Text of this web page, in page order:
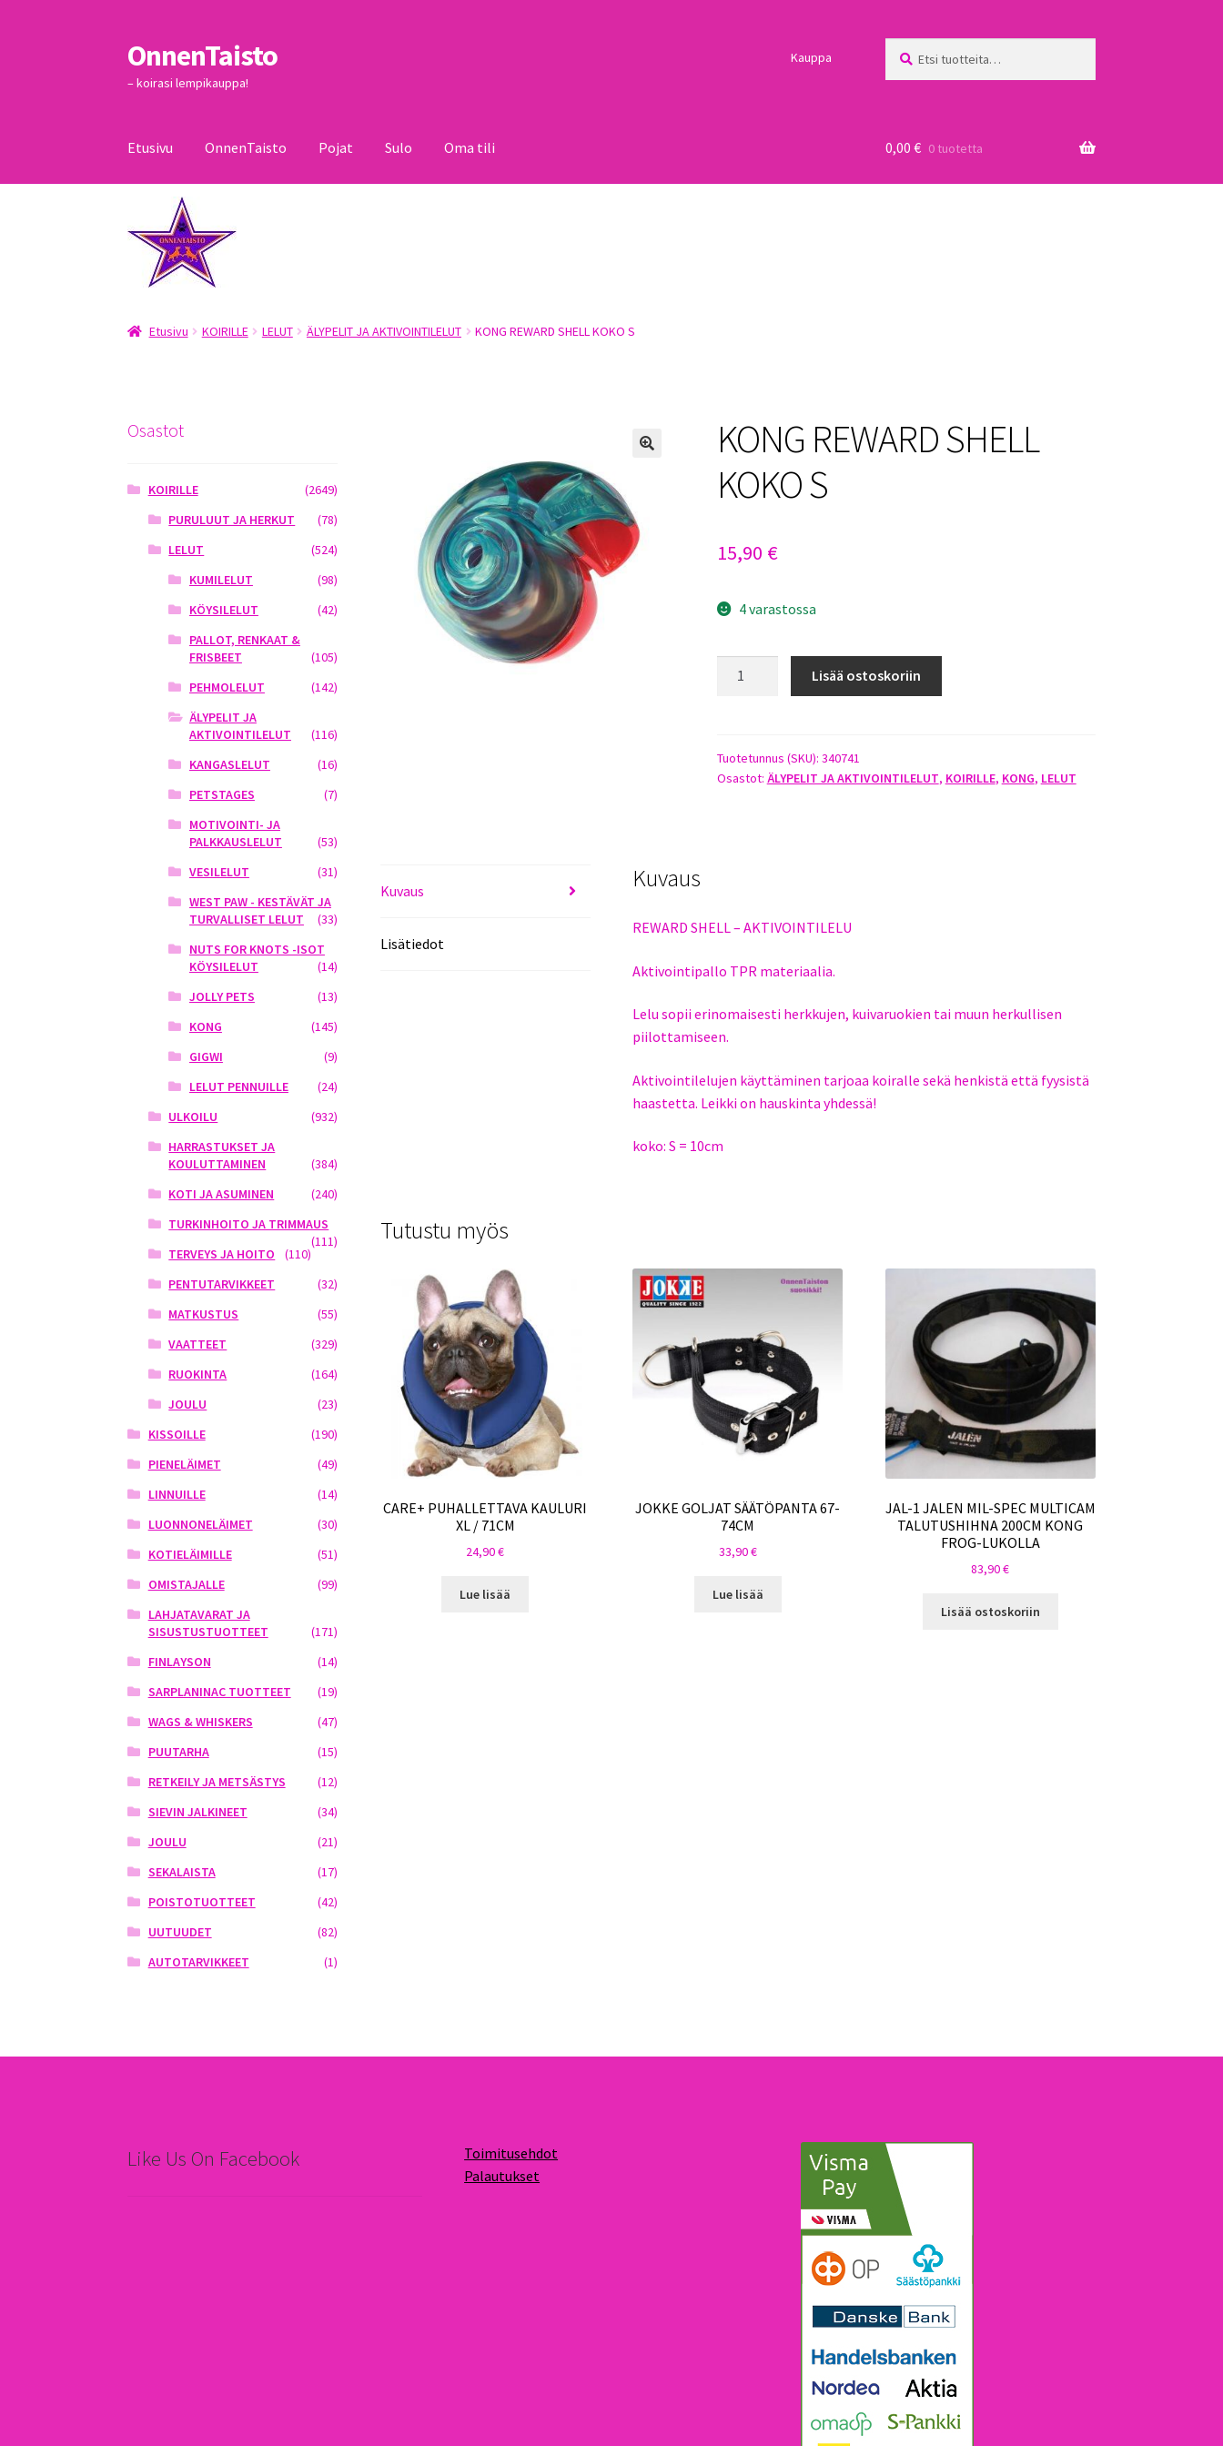
Siirry
navigointiin
Siirry
sisältöön
OnnenTaisto
– koirasi lempikauppa!
Kauppa
Etusivu OnnenTaisto Pojat Sulo Oma tili
Kassa
0,00 € 0 tuotetta
Etusivu KOIRILLE LELUT ÄLYPELIT JA AKTIVOINTILELUT KONG REWARD SHELL KOKO S
KONG REWARD SHELL
KOKO S
15,90 €
4 varastossa
S
määrä
Lisää ostoskoriin
Tuotetunnus (SKU): 340741
Osastot: ÄLYPELIT JA AKTIVOINTILELUT, KOIRILLE, KONG, LELUT
Kuvaus
Lisätiedot
Kuvaus
REWARD SHELL – AKTIVOINTILELU
Aktivointipallo TPR materiaalia.
Lelu sopii erinomaisesti herkkujen, kuivaruokien tai muun herkullisen
piilottamiseen.
Aktivointilelujen käyttäminen tarjoaa koiralle sekä henkistä että fyysistä
haastetta. Leikki on hauskinta yhdessä!
koko: S = 10cm
Tutustu myös
CARE+ PUHALLETTAVA KAULURI
XL / 71CM
24,90€
Lue lisää
JOKKE GOLJAT SÄÄTÖPANTA 67-
74CM
33,90€
Lue lisää
JAL-1 JALEN MIL-SPEC MULTICAM
TALUTUSHIHNA 200CM KONG
FROG-LUKOLLA
83,90€
Lisää ostoskoriin
Osastot
KOIRILLE
(2649)
PURULUUT JA HERKUT
(78)
LELUT
(524)
KUMILELUT
(98)
KÖYSILELUT
(42)
PALLOT, RENKAAT &
FRISBEET
(105)
PEHMOLELUT
(142)
ÄLYPELIT JA
AKTIVOINTILELUT
(116)
KANGASLELUT
(16)
PETSTAGES
(7)
MOTIVOINTI- JA
PALKKAUSLELUT
(53)
VESILELUT
(31)
WEST PAW - KESTÄVÄT JA
TURVALLISET LELUT
(33)
NUTS FOR KNOTS -ISOT
KÖYSILELUT
(14)
JOLLY PETS
(13)
KONG
(145)
GIGWI
(9)
LELUT PENNUILLE
(24)
ULKOILU
(932)
HARRASTUKSET JA
KOULUTTAMINEN
(384)
KOTI JA ASUMINEN
(240)
TURKINHOITO JA TRIMMAUS
(111)
TERVEYS JA HOITO
(110)
PENTUTARVIKKEET
(32)
MATKUSTUS
(55)
VAATTEET
(329)
RUOKINTA
(164)
JOULU
(23)
KISSOILLE
(190)
PIENELÄIMET
(49)
LINNUILLE
(14)
LUONNONELÄIMET
(30)
KOTIELÄIMILLE
(51)
OMISTAJALLE
(99)
LAHJATAVARAT JA
SISUSTUSTUOTTEET
(171)
FINLAYSON
(14)
SARPLANINAC TUOTTEET
(19)
WAGS & WHISKERS
(47)
PUUTARHA
(15)
RETKEILY JA METSÄSTYS
(12)
SIEVIN JALKINEET
(34)
JOULU
(21)
SEKALAISTA
(17)
POISTOTUOTTEET
(42)
UUTUUDET
(82)
AUTOTARVIKKEET
(1)
Like Us On Facebook
Toimitusehdot
Palautukset